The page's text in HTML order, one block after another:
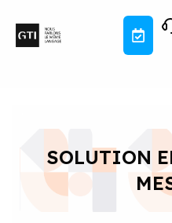
contenu
SOLUTION